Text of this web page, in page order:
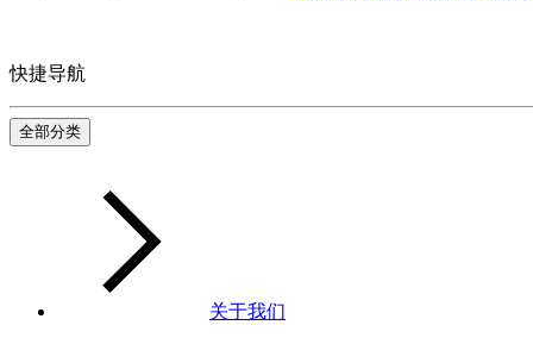
快捷导航
全部分类
关于我们